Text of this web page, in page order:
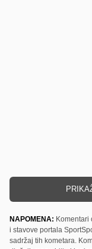
NAPOMENA: Komentari
i stavove portala
sadržaj tih kometara.